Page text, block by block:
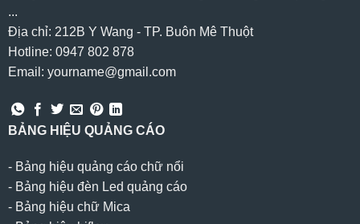
...
Địa chỉ: 212B Y Wang - TP. Buôn Mê Thuột
Hotline: 0947 802 878
Email: yourname@gmail.com
BẢNG HIỆU QUẢNG CÁO
- Bảng hiệu quảng cáo chữ nổi
- Bảng hiệu đèn Led quảng cáo
- Bảng hiệu chữ Mica